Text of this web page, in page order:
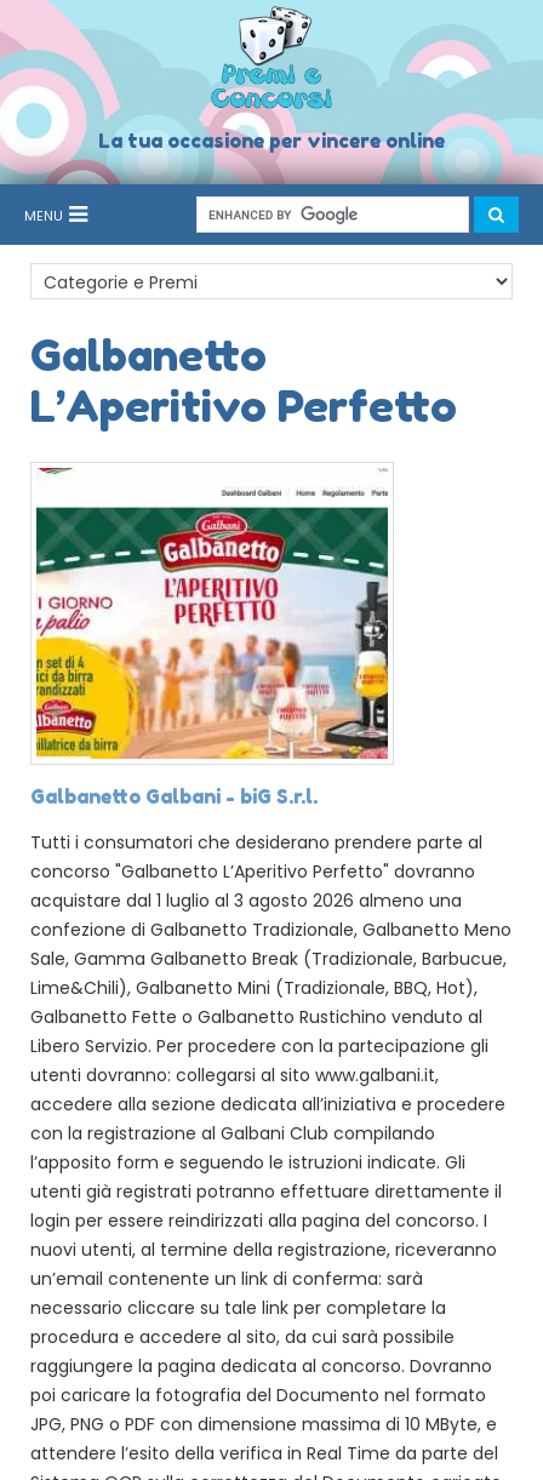
La tua occasione per vincere online
MENU
Galbanetto
L’Aperitivo Perfetto
Galbanetto Galbani - biG S.r.l.
Tutti i consumatori che desiderano prendere parte al
concorso "Galbanetto L’Aperitivo Perfetto" dovranno
acquistare dal 1 luglio al 3 agosto 2026 almeno una
confezione di Galbanetto Tradizionale, Galbanetto Meno
Sale, Gamma Galbanetto Break (Tradizionale, Barbucue,
Lime&Chili), Galbanetto Mini (Tradizionale, BBQ, Hot),
Galbanetto Fette o Galbanetto Rustichino venduto al
Libero Servizio. Per procedere con la partecipazione gli
utenti dovranno: collegarsi al sito www.galbani.it,
accedere alla sezione dedicata all’iniziativa e procedere
con la registrazione al Galbani Club compilando
l’apposito form e seguendo le istruzioni indicate. Gli
utenti già registrati potranno effettuare direttamente il
login per essere reindirizzati alla pagina del concorso. I
nuovi utenti, al termine della registrazione, riceveranno
un’email contenente un link di conferma: sarà
necessario cliccare su tale link per completare la
procedura e accedere al sito, da cui sarà possibile
raggiungere la pagina dedicata al concorso. Dovranno
poi caricare la fotografia del Documento nel formato
JPG, PNG o PDF con dimensione massima di 10 MByte, e
attendere l’esito della verifica in Real Time da parte del